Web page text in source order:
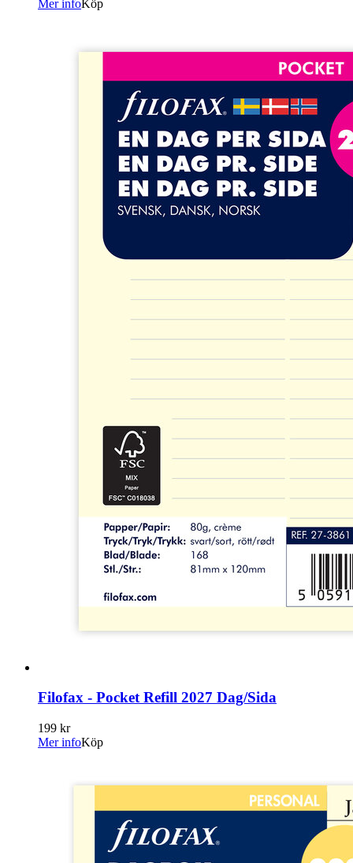
Mer infoKöp
Filofax - Pocket Refill 2027 Dag/Sida
199 kr
Mer infoKöp